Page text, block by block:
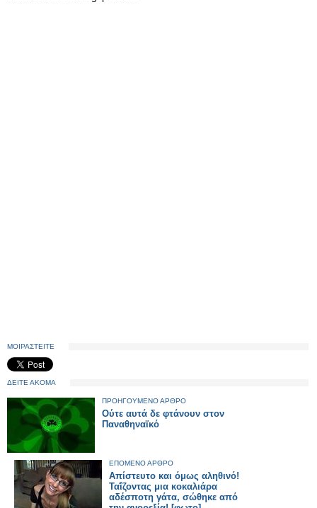
ΜΟΙΡΑΣΤΕΙΤΕ
ΔΕΙΤΕ ΑΚΟΜΑ
ΠΡΟΗΓΟΥΜΕΝΟ ΑΡΘΡΟ
Ούτε αυτά δε φτάνουν στον
Παναθηναϊκό
ΕΠΟΜΕΝΟ ΑΡΘΡΟ
Απίστευτο και όμως αληθινό!
Ταΐζοντας μια κοκαλιάρα
αδέσποτη γάτα, σώθηκε από